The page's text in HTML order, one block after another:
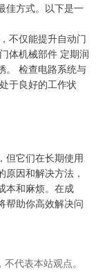
佳方式。以下是一
不仅能提升自动门
体机械部件 定期润
。 检查电路系统与
于良好的工作状
但它们在长期使用
因和解决方法，
本和麻烦。在成
帮助你高效解决问
代表本站观点。